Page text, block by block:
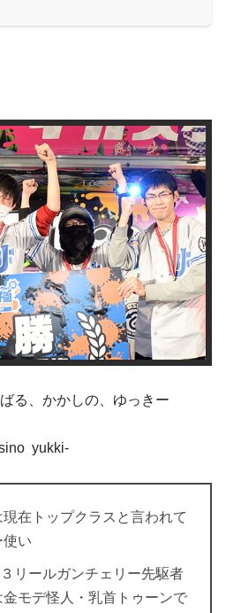
る、かかしの、ゆっきー
yukki-
在トップクラスと言われて
使い
リールガンチェリー先駆者
モデ怪人・乳首トゥーンで